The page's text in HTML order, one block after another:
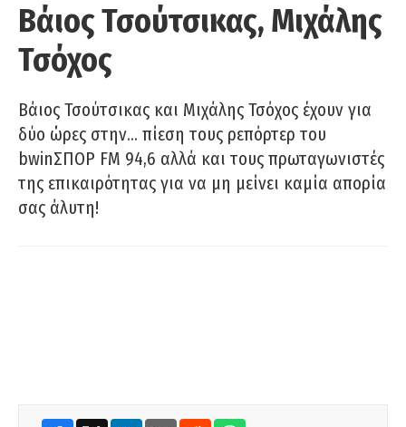
Βάιος Τσούτσικας, Μιχάλης
Τσόχος
Βάιος Τσούτσικας και Μιχάλης Τσόχος έχουν για
δύο ώρες στην… πίεση τους ρεπόρτερ του
bwinΣΠΟΡ FM 94,6 αλλά και τους πρωταγωνιστές
της επικαιρότητας για να μη μείνει καμία απορία
σας άλυτη!